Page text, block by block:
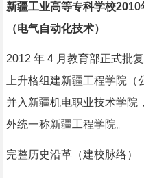
新疆工业高等专科学校
（电气自动化技术）
2012 年 4 月教育部正式批
上升格组建新疆工程学院
并入新疆机电职业技术学院
外统一称新疆工程学院。
完整历史沿革（建校脉络）